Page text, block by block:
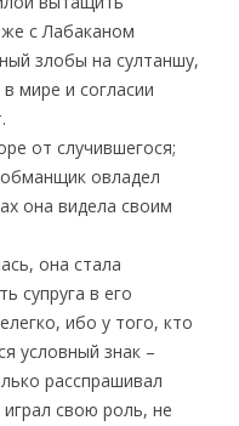
с Лабаканом
злобы на султаншу,
мире и согласии
от случившегося;
овладел
она видела своим
она стала
супруга в его
ибо у того, кто
условный знак –
расспрашивал
свою роль, не